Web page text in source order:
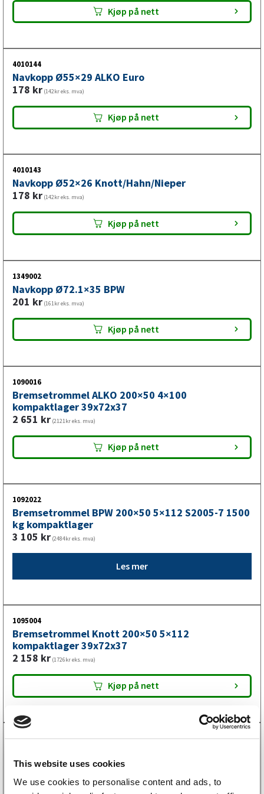
This website uses cookies
We use cookies to personalise content and ads, to
Kjøp på nett
4010144
Navkopp Ø55×29 ALKO Euro
178 kr (142kr eks. mva)
Kjøp på nett
4010143
Navkopp Ø52×26 Knott/Hahn/Nieper
178 kr (142kr eks. mva)
Kjøp på nett
1349002
Navkopp Ø72.1×35 BPW
201 kr (161kr eks. mva)
Kjøp på nett
1090016
Bremsetrommel ALKO 200×50 4×100
kompaktlager 39x72x37
2 651 kr (2121kr eks. mva)
Kjøp på nett
1092022
Bremsetrommel BPW 200×50 5×112 S2005-7 1500
kg kompaktlager
3 105 kr (2484kr eks. mva)
Les mer
1095004
Bremsetrommel Knott 200×50 5×112
kompaktlager 39x72x37
2 158 kr (1726kr eks. mva)
Kjøp på nett
1090013
kompaktlager
3 503
(2802kr eks. mva)